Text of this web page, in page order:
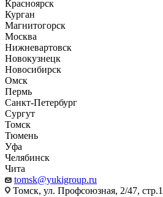
Красноярск
Курган
Магнитогорск
Москва
Нижневартовск
Новокузнецк
Новосибирск
Омск
Пермь
Санкт-Петербург
Сургут
Томск
Тюмень
Уфа
Челябинск
Чита
tomsk@yukigroup.ru
Томск, ул. Профсоюзная, 2/47, стр.1